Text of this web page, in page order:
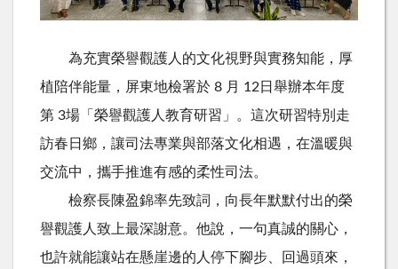
為充實榮譽觀護人的文化視野與實務知能，厚
植陪伴能量，屏東地檢署於 8 月 12日舉辦本年度
第 3場「榮譽觀護人教育研習」。這次研習特別走
訪春日鄉，讓司法專業與部落文化相遇，在溫暖與
交流中，攜手推進有感的柔性司法。
檢察長陳盈錦率先致詞，向長年默默付出的榮
譽觀護人致上最深謝意。他說，一句真誠的關心，
也許就能讓站在懸崖邊的人停下腳步、回過頭來，